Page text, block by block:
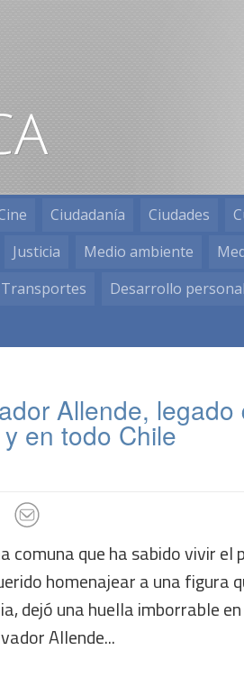
Ciudadanía Ciudades
Justicia Medio ambiente
Transportes Desarrollo personal
Allende, legado
en todo Chile
comuna que ha sabido vivir
homenajear a una figura
dejó una huella imborrable
Allende...